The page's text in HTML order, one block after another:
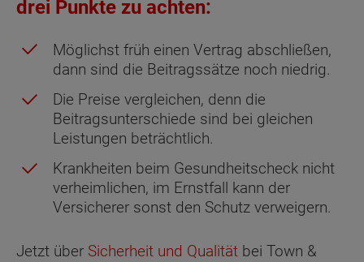
drei Punkte zu achten:
Möglichst früh einen Vertrag abschließen,
dann sind die Beitragssätze noch niedrig.
Die Preise vergleichen, denn die
Beitragsunterschiede sind bei gleichen
Leistungen beträchtlich.
Krankheiten beim Gesundheitscheck nicht
verheimlichen, im Ernstfall kann der
Versicherer sonst den Schutz verweigern.
Jetzt über Sicherheit und Qualität bei Town &